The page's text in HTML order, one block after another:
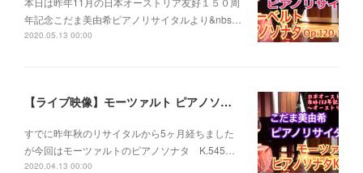
年記念こだま美由希ピアノリサイタルより&nbs…
2020.05.13 00:00
【ライブ映像】モーツァルト ピアノソナタ K.545 こだま美由希ピアノリサイタルより
すでに昨年秋のリサイタルから5ヶ月経ちました
が今回はモーツァルトのピアノソナタ K.545…
2020.04.13 00:00